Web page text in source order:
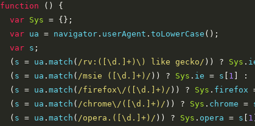
function ()
{
var Sys = {};
var ua = navigator . userAgent . toLowerCase ();
var s ;
( s = ua . match ( /rv:([\d.]+)\) like gecko/ )) ? Sys .
( s = ua . match ( /msie ([\d.]+)/ )) ? Sys . ie = s 1
:
( s = ua . match ( /firefox\/([\d.]+)/ )) ? Sys . firefox
( s = ua . match ( /chrome\/([\d.]+)/ )) ? Sys . chrome =
( s = ua . match ( /opera.([\d.]+)/ )) ? Sys . opera = s 1